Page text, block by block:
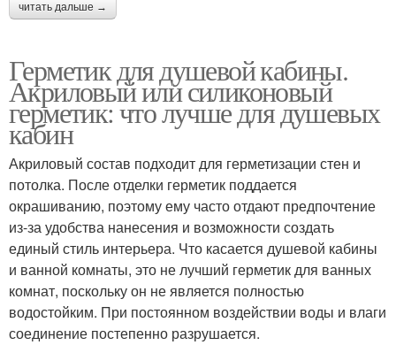
читать дальше →
Герметик для душевой кабины.
Акриловый или силиконовый
герметик: что лучше для душевых
кабин
Акриловый состав подходит для герметизации стен и
потолка. После отделки герметик поддается
окрашиванию, поэтому ему часто отдают предпочтение
из-за удобства нанесения и возможности создать
единый стиль интерьера. Что касается душевой кабины
и ванной комнаты, это не лучший герметик для ванных
комнат, поскольку он не является полностью
водостойким. При постоянном воздействии воды и влаги
соединение постепенно разрушается.